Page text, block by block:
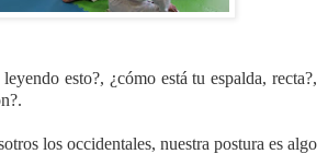
esto?, ¿cómo está tu espalda, recta?,
los occidentales, nuestra postura es algo